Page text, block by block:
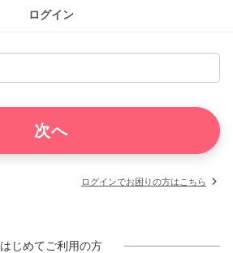
ログイン
ログインでお困りの方はこちら
はじめてご利用の方